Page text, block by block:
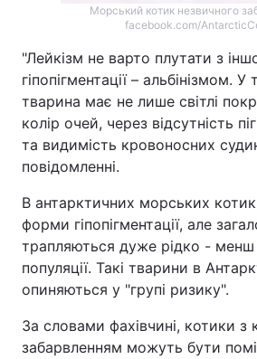
Морський котик незвичного
facebook.com/
"Лейкізм не варто плутати з
гіпопігментації – альбінізмом. У
тварина має не лише світлі
колір очей, через відсутність
та видимість кровоносних
повідомленні.
В антарктичних морських
форми гіпопігментації, але
трапляються дуже рідко - менш
популяції. Такі тварини в
опиняються у "групі ризику".
За словами фахівчині, котики
забарвленням можуть бути